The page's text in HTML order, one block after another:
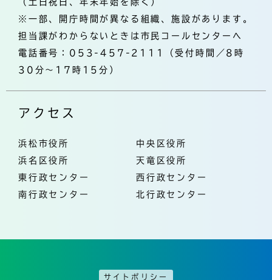
（土日祝日、年末年始を除く）
※一部、開庁時間が異なる組織、施設があります。
担当課がわからないときは市民コールセンターへ
電話番号：053-457-2111（受付時間／8時
30分～17時15分）
アクセス
浜松市役所
中央区役所
浜名区役所
天竜区役所
東行政センター
西行政センター
南行政センター
北行政センター
サイトポリシー